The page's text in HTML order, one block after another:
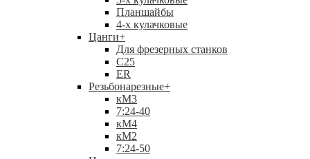
Планшайбы
4-х кулачковые
Цанги+
Для фрезерных станков
С25
ER
Резьбонарезные+
кМ3
7:24-40
кМ4
кМ2
7:24-50